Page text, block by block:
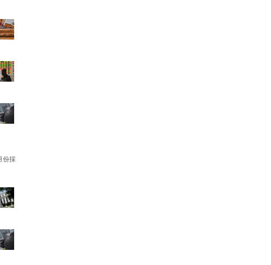
份採